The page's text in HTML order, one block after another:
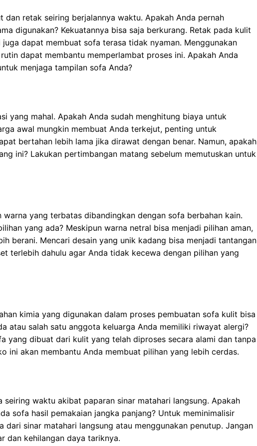
retak seiring berjalannya waktu. Apakah Anda pernah
digunakan? Kekuatannya bisa saja berkurang. Retak pada kulit
dapat membuat sofa terasa tidak nyaman. Menggunakan
dapat membantu memperlambat proses ini. Apakah Anda
menjaga tampilan sofa Anda?
yang mahal. Apakah Anda sudah menghitung biaya untuk
awal mungkin membuat Anda terkejut, penting untuk
bertahan lebih lama jika dirawat dengan benar. Namun, apakah
ini? Lakukan pertimbangan matang sebelum memutuskan untuk
yang terbatas dibandingkan dengan sofa berbahan kain.
yang ada? Meskipun warna netral bisa menjadi pilihan aman,
berani. Mencari desain yang unik kadang bisa menjadi tantangan
terlebih dahulu agar Anda tidak kecewa dengan pilihan yang
kimia yang digunakan dalam proses pembuatan sofa kulit bisa
atau salah satu anggota keluarga Anda memiliki riwayat alergi?
yang dibuat dari kulit yang telah diproses secara alami dan tanpa
ini akan membantu Anda membuat pilihan yang lebih cerdas.
waktu akibat paparan sinar matahari langsung. Apakah
sofa hasil pemakaian jangka panjang? Untuk meminimalisir
dari sinar matahari langsung atau menggunakan penutup. Jangan
dan kehilangan daya tariknya.